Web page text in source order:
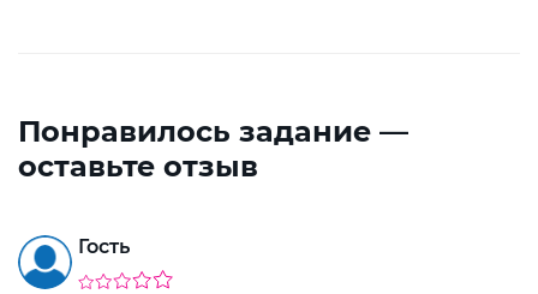
Понравилось задание —
оставьте отзыв
Гость